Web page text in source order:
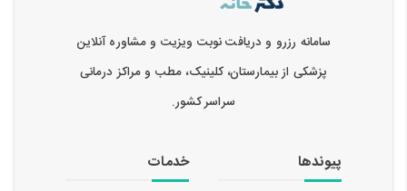
سامانه رزرو و دریافت نوبت ویزیت و مشاوره آنلاین
پزشکی از بیمارستان، کلینیک، مطب و مراکز درمانی
سراسر کشور.
پیوندها خدمات